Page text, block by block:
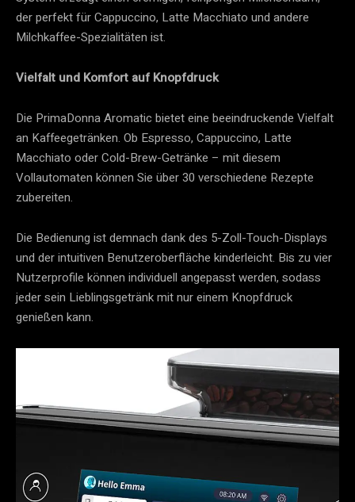
der perfekt für Cappuccino, Latte Macchiato und andere
Milchkaffee-Spezialitäten ist.
Vielfalt und Komfort auf Knopfdruck
Die PrimaDonna Aromatic bietet eine beeindruckende Vielfalt
an Kaffeegetränken. Ob Espresso, Cappuccino, Latte
Macchiato oder Cold-Brew-Getränke – mit diesem
Vollautomaten können Sie über 30 verschiedene Rezepte
zubereiten.
Die Bedienung ist demnach dank des 5-Zoll-Touch-Displays
und der intuitiven Benutzeroberfläche kinderleicht. Bis zu vier
Nutzerprofile können individuell angepasst werden, sodass
jeder sein Lieblingsgetränk mit nur einem Knopfdruck
genießen kann.